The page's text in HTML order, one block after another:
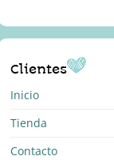
Clientes
Inicio
Tienda
Contacto